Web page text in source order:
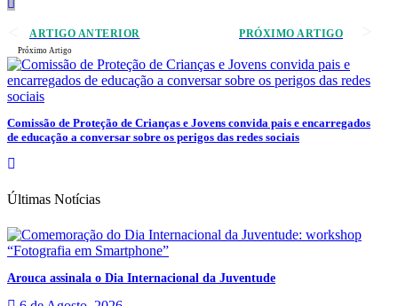
ARTIGO ANTERIOR PRÓXIMO ARTIGO
Próximo Artigo
Comissão de Proteção de Crianças e Jovens convida pais e encarregados
de educação a conversar sobre os perigos das redes sociais
Últimas Notícias
Arouca assinala o Dia Internacional da Juventude